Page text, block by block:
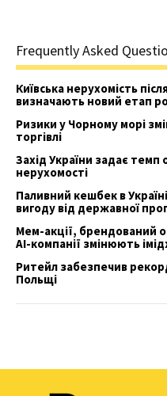
Frequently Asked
Київська нерухомість
визначають новий етап
Ризики у Чорному морі
торгівлі
Захід України задає
нерухомості
Паливний кешбек в
вигоду від державної
Мем-акції, брендований
AI-компанії змінюють
Ритейл забезпечив
Польщі